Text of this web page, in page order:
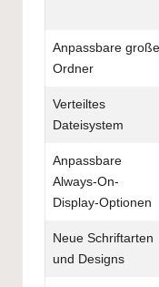
Anpassbare große
Ordner
Verteiltes
Dateisystem
Anpassbare
Always-On-
Display-Optionen
Neue Schriftarten
und Designs